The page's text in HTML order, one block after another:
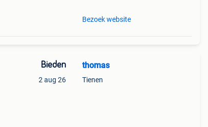
Bezoek website
Bieden
2 aug 26
thomas
Tienen